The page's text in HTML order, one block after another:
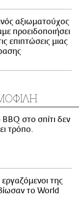
αξιωματούχος
προειδοποιήσει
επιπτώσεις μιας
στο σπίτι δεν
τρόπο.
της
το World